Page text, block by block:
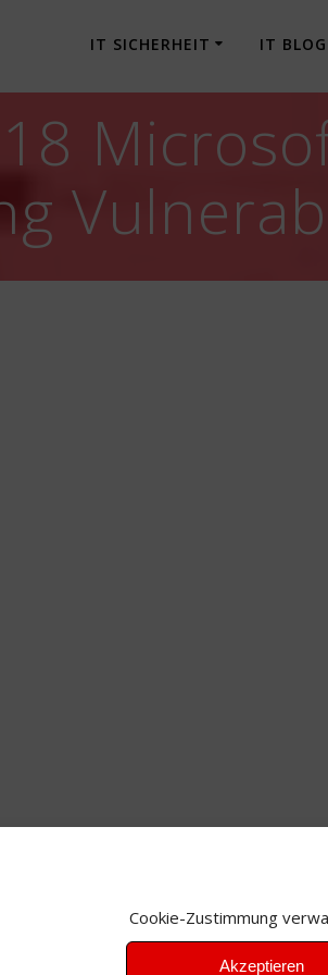
Cookie-Zustimmung
Akzeptieren
IT SICHERHEIT IT BLOG